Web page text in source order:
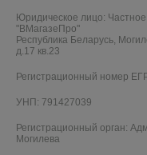
Юридическое лицо:
"ВМагазеПро"
Республика Беларусь,
д.17 кв.23
Регистрационный номер
УНП: 791427039
Регистрационный орган:
Могилева